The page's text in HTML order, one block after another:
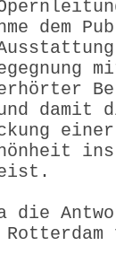
dem
damit
die